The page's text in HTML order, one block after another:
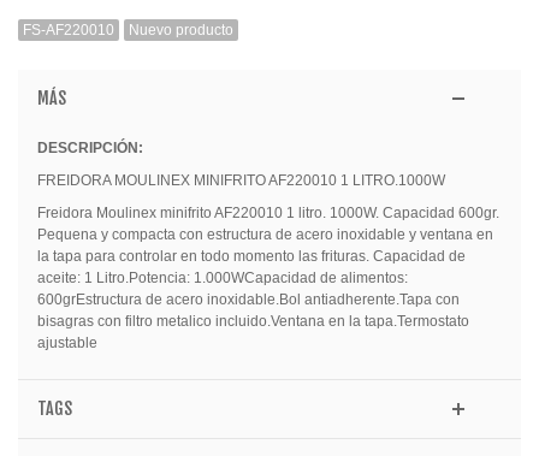
FS-AF220010 Nuevo producto
MÁS
DESCRIPCIÓN:
FREIDORA MOULINEX MINIFRITO AF220010 1 LITRO.1000W
Freidora Moulinex minifrito AF220010 1 litro. 1000W. Capacidad 600gr.
Pequena y compacta con estructura de acero inoxidable y ventana en
la tapa para controlar en todo momento las frituras. Capacidad de
aceite: 1 Litro.Potencia: 1.000WCapacidad de alimentos:
600grEstructura de acero inoxidable.Bol antiadherente.Tapa con
bisagras con filtro metalico incluido.Ventana en la tapa.Termostato
ajustable
TAGS